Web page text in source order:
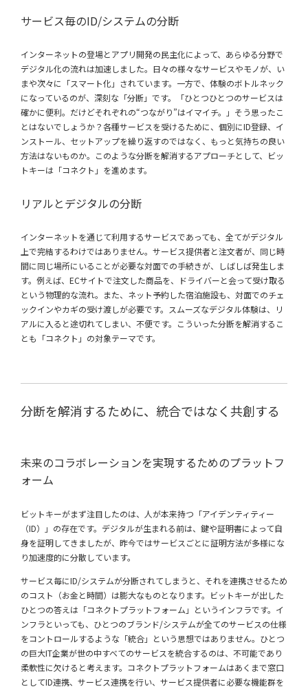
サービス毎のID/システムの分断
インターネットの登場とアプリ開発の民主化によって、あらゆる分野で
デジタル化の流れは加速しました。日々の様々なサービスやモノが、い
まや次々に「スマート化」されています。一方で、体験のボトルネック
になっているのが、深刻な「分断」です。「ひとつひとつのサービスは
確かに便利。だけどそれぞれの“つながり”はイマイチ。」そう思ったこ
とはないでしょうか？各種サービスを受けるために、個別にID登録、イ
ンストール、セットアップを繰り返すのではなく、もっと気持ちの良い
方法はないものか。このような分断を解消するアプローチとして、ビッ
トキーは「コネクト」を進めます。
リアルとデジタルの分断
インターネットを通じて利用するサービスであっても、全てがデジタル
上で完結するわけではありません。サービス提供者と注文者が、同じ時
間に同じ場所にいることが必要な対面での手続きが、しばしば発生しま
す。例えば、ECサイトで注文した商品を、ドライバーと会って受け取る
という物理的な流れ。また、ネット予約した宿泊施設も、対面でのチェ
ックインやカギの受け渡しが必要です。スムーズなデジタル体験は、リ
アルに入ると途切れてしまい、不便です。こういった分断を解消するこ
とも「コネクト」の対象テーマです。
分断を解消するために、統合ではなく共創する
未来のコラボレーションを実現するためのプラットフ
ォーム
ビットキーがまず注目したのは、人が本来持つ「アイデンティティー
（ID）」の存在です。デジタルが生まれる前は、鍵や証明書によって自
身を証明してきましたが、昨今ではサービスごとに証明方法が多様にな
り加速度的に分散しています。
サービス毎にID/システムが分断されてしまうと、それを連携させるため
のコスト（お金と時間）は膨大なものとなります。ビットキーが出した
ひとつの答えは「コネクトプラットフォーム」というインフラです。イ
ンフラといっても、ひとつのブランド/システムが全てのサービスの仕様
をコントロールするような「統合」という思想ではありません。ひとつ
の巨大IT企業が世の中すべてのサービスを統合するのは、不可能であり
柔軟性に欠けると考えます。コネクトプラットフォームはあくまで窓口
としてID連携、サービス連携を行い、サービス提供者に必要な機能群を